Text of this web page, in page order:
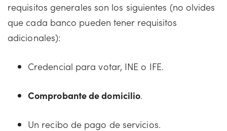
requisitos generales son los siguientes (no olvides
que cada banco pueden tener requisitos
adicionales):
Credencial para votar, INE o IFE.
Comprobante de domicilio.
Un recibo de pago de servicios.